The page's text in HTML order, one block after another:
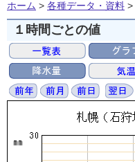
ホーム > 各種データ・資料 >
１時間ごとの値